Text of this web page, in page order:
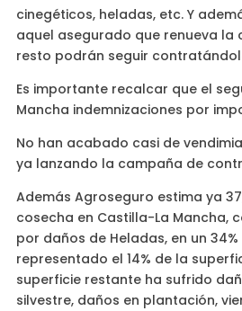
cinegéticos, heladas, etc. Y
aquel asegurado que renueva la
resto podrán seguir
Es importante recalcar que el
Mancha indemnizaciones por
No han acabado casi de
ya lanzando la campaña de
Además Agroseguro estima ya
cosecha en Castilla-La Mancha,
por daños de Heladas, en un
representado el 14% de la
superficie restante ha sufrido
silvestre, daños en plantación,